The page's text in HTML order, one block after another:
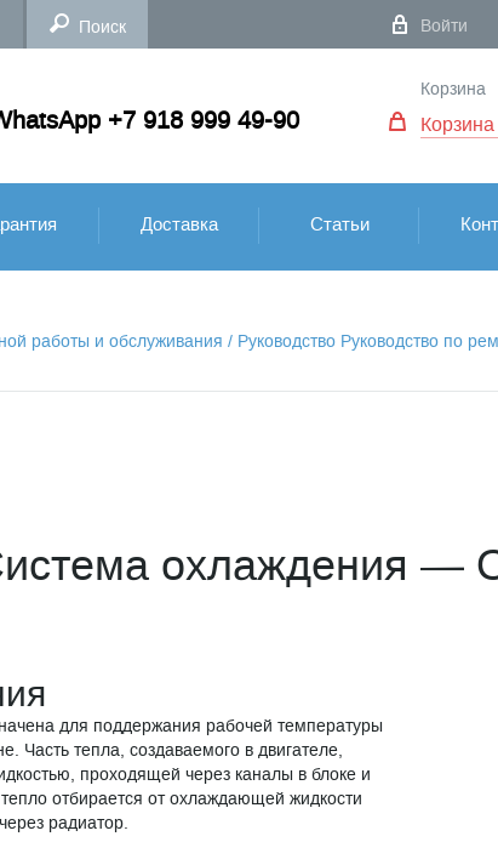
Войти
+7 918 999 49-90
Корзина
Доставка Статьи
работы и обслуживания / Руководство Руководство по
охлаждения —
для поддержания рабочей температуры
Часть тепла, создаваемого в двигателе,
проходящей через каналы в блоке и
отбирается от охлаждающей жидкости
радиатор.